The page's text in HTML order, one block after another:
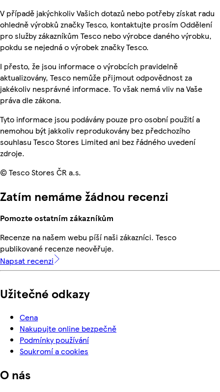
V případě jakýchkoliv Vašich dotazů nebo potřeby získat radu
ohledně výrobků značky Tesco, kontaktujte prosím Oddělení
pro služby zákazníkům Tesco nebo výrobce daného výrobku,
pokdu se nejedná o výrobek značky Tesco.
I přesto, že jsou informace o výrobcích pravidelně
aktualizovány, Tesco nemůže přijmout odpovědnost za
jakékoliv nesprávné informace. To však nemá vliv na Vaše
práva dle zákona.
Tyto informace jsou podávány pouze pro osobní použití a
nemohou být jakkoliv reprodukovány bez předchozího
souhlasu Tesco Stores Limited ani bez řádného uvedení
zdroje.
© Tesco Stores ČR a.s.
Zatím nemáme žádnou recenzi
Pomozte ostatním zákazníkům
Recenze na našem webu píší naši zákazníci. Tesco
publikované recenze neověřuje.
Napsat recenzi
Užitečné odkazy
Cena
Nakupujte online bezpečně
Podmínky používání
Soukromí a cookies
O nás